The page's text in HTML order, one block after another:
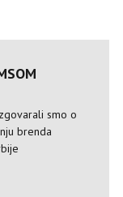
smo o
brenda